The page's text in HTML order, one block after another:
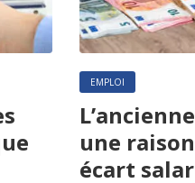
EMPLOI
une
écart